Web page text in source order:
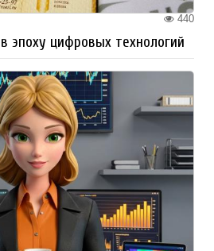
440
эпоху цифровых технологий